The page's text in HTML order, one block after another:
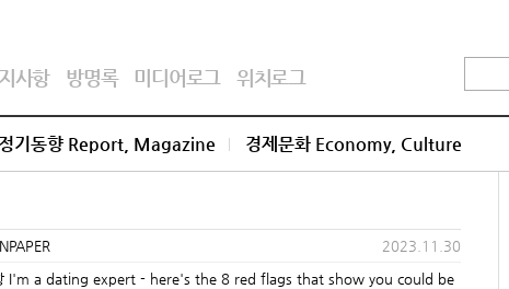
사항 방명록 미디어로그 위치로그
기동향 Report, Magazine 경제문화 Economy, Culture
2023.11.30
항 I'm a dating expert - here's the 8 red flags that show you could be